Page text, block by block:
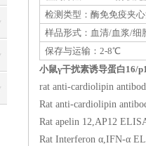
检测类型：酶免免疫夹
样品形式：血清/血浆/细
保存与运输：2-8℃
小鼠γ干扰素诱导蛋白16/
rat anti-cardiolipin
Rat anti-cardiolipin
Rat apelin 12,AP12
Rat Interferon α,IFN-α